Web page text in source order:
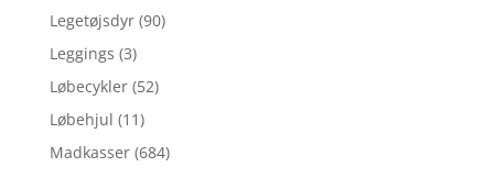
Legetøjsdyr (90)
Leggings (3)
Løbecykler (52)
Løbehjul (11)
Madkasser (684)